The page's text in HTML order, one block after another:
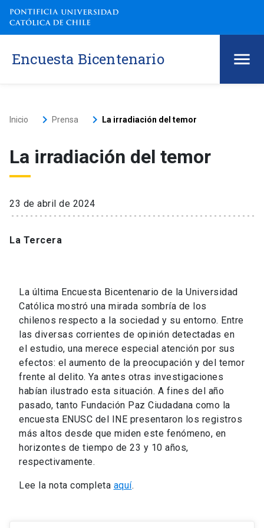
Encuesta Bicentenario
Inicio keyboard_arrow_right Prensa keyboard_arrow_right La irradiación del temor
La irradiación del temor
23 de abril de 2024
La Tercera
La última Encuesta Bicentenario de la Universidad
Católica mostró una mirada sombría de los
chilenos respecto a la sociedad y su entorno. Entre
las diversas corrientes de opinión detectadas en
el estudio, una merece especial atención por sus
efectos: el aumento de la preocupación y del temor
frente al delito. Ya antes otras investigaciones
habían ilustrado esta situación. A fines del año
pasado, tanto Fundación Paz Ciudadana como la
encuesta ENUSC del INE presentaron los registros
más altos desde que miden este fenómeno, en
horizontes de tiempo de 23 y 10 años,
respectivamente.
Lee la nota completa aquí.